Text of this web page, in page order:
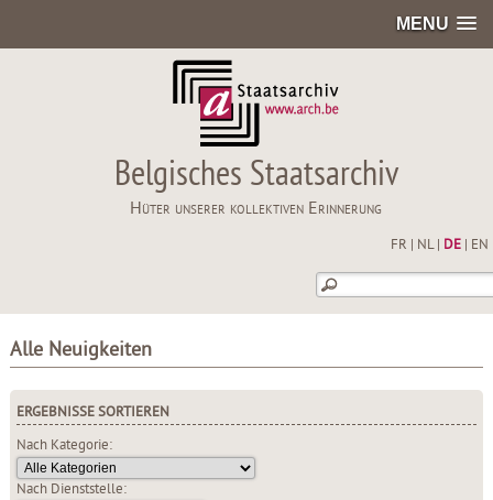
MENU
Belgisches Staatsarchiv
Hüter unserer kollektiven Erinnerung
FR NL| DE| EN
Alle Neuigkeiten
ERGEBNISSE SORTIEREN
Nach Kategorie:
Nach Dienststelle: